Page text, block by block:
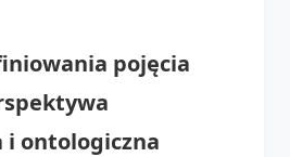
pojęcia
ontologiczna